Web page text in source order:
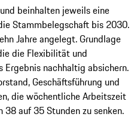
beinhalten jeweils eine
Stammbelegschaft bis 2030.
Jahre angelegt. Grundlage
die Flexibilität und
nachhaltig absichern.
Geschäftsführung und
die wöchentliche Arbeitszeit
auf 35 Stunden zu senken.